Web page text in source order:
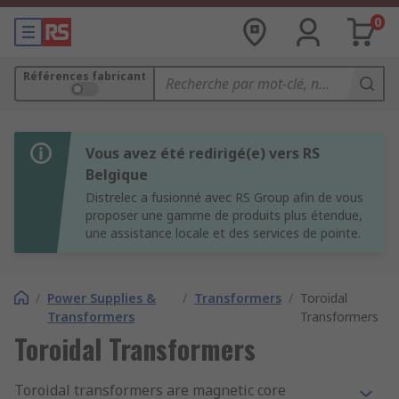
0
Références fabricant
Vous avez été redirigé(e) vers RS
Belgique
Distrelec a fusionné avec RS Group afin de vous
proposer une gamme de produits plus étendue,
une assistance locale et des services de pointe.
/ Power Supplies &
Transformers
/ Transformers / Toroidal
Transformers
Toroidal Transformers
Toroidal transformers are magnetic core